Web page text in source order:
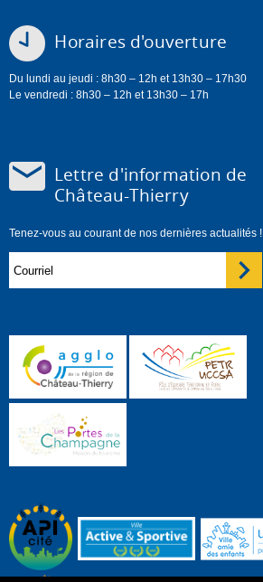
Horaires d'ouverture
Du lundi au jeudi : 8h30 – 12h et 13h30 – 17h30
Le vendredi : 8h30 – 12h et 13h30 – 17h
Lettre d'information de
Château-Thierry
Tenez-vous au courant de nos dernières actualités !